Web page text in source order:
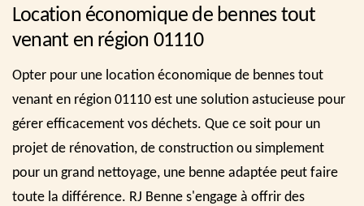
Location économique de bennes tout
venant en région 01110
Opter pour une location économique de bennes tout
venant en région 01110 est une solution astucieuse pour
gérer efficacement vos déchets. Que ce soit pour un
projet de rénovation, de construction ou simplement
pour un grand nettoyage, une benne adaptée peut faire
toute la différence. RJ Benne s'engage à offrir des